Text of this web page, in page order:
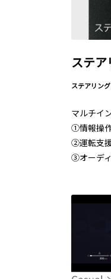
ステ
ステアリン
マルチイ
①情報操
②運転支
③オーデ